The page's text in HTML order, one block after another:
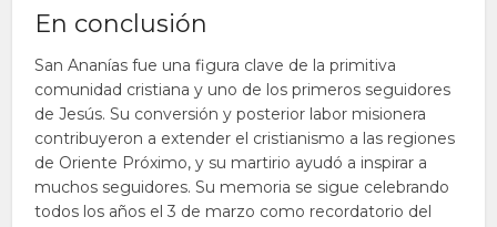
En conclusión
San Ananías fue una figura clave de la primitiva
comunidad cristiana y uno de los primeros seguidores
de Jesús. Su conversión y posterior labor misionera
contribuyeron a extender el cristianismo a las regiones
de Oriente Próximo, y su martirio ayudó a inspirar a
muchos seguidores. Su memoria se sigue celebrando
todos los años el 3 de marzo como recordatorio del